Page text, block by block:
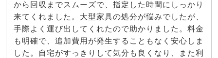
から回収までスムーズで、指定した時間にしっかり
来てくれました。大型家具の処分が悩みでしたが、
手際よく運び出してくれたので助かりました。料金
も明確で、追加費用が発生することもなく安心しま
した。自宅がすっきりして気分も良くなり、また利